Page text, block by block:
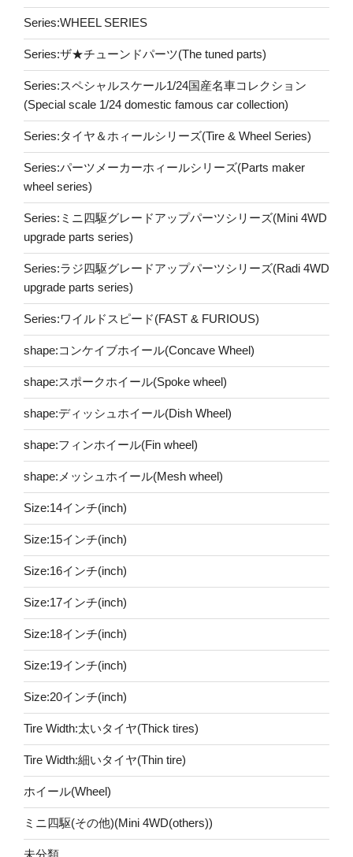
Series:WHEEL SERIES
Series:ザ★チューンドパーツ(The tuned parts)
Series:スペシャルスケール1/24国産名車コレクション
(Special scale 1/24 domestic famous car collection)
Series:タイヤ＆ホィールシリーズ(Tire & Wheel Series)
Series:パーツメーカーホィールシリーズ(Parts maker
wheel series)
Series:ミニ四駆グレードアップパーツシリーズ(Mini 4WD
upgrade parts series)
Series:ラジ四駆グレードアップパーツシリーズ(Radi 4WD
upgrade parts series)
Series:ワイルドスピード(FAST & FURIOUS)
shape:コンケイブホイール(Concave Wheel)
shape:スポークホイール(Spoke wheel)
shape:ディッシュホイール(Dish Wheel)
shape:フィンホイール(Fin wheel)
shape:メッシュホイール(Mesh wheel)
Size:14インチ(inch)
Size:15インチ(inch)
Size:16インチ(inch)
Size:17インチ(inch)
Size:18インチ(inch)
Size:19インチ(inch)
Size:20インチ(inch)
Tire Width:太いタイヤ(Thick tires)
Tire Width:細いタイヤ(Thin tire)
ホイール(Wheel)
ミニ四駆(その他)(Mini 4WD(others))
未分類